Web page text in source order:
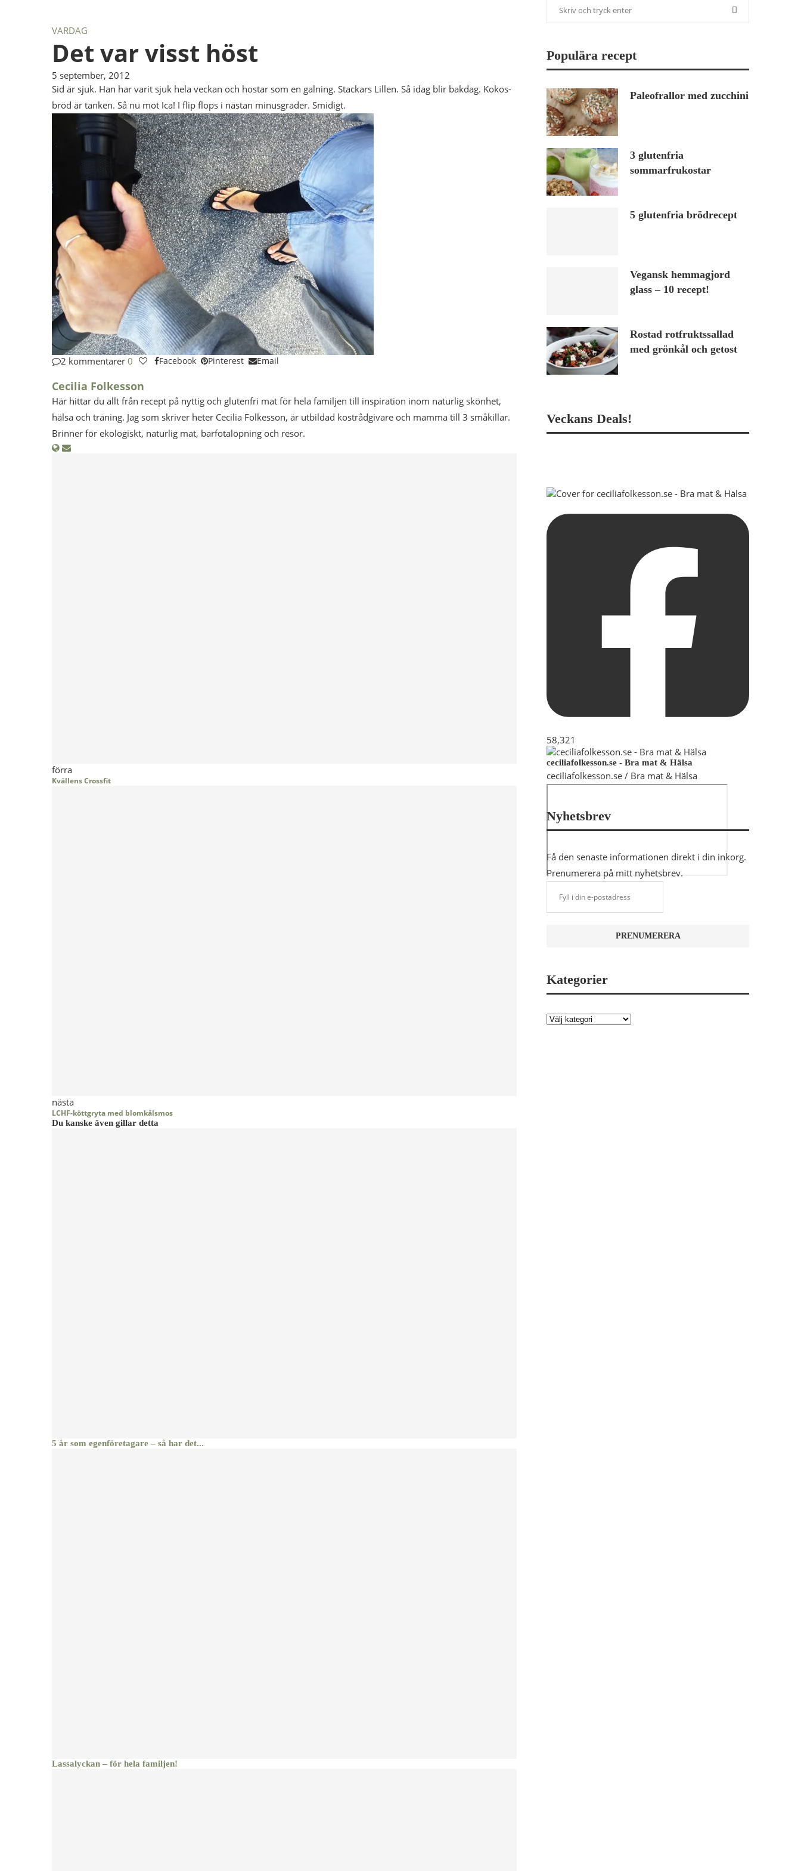
VARDAG
Det var visst höst
5 september, 2012
Sid är sjuk. Han har varit sjuk hela veckan och hostar som en galning. Stackars Lillen. Så idag blir bakdag. Kokos-
bröd är tanken. Så nu mot Ica! I flip flops i nästan minusgrader. Smidigt.
2 kommentarer 0 Facebook Pinterest Email
Cecilia Folkesson
Här hittar du allt från recept på nyttig och glutenfri mat för hela familjen till inspiration inom naturlig skönhet,
hälsa och träning. Jag som skriver heter Cecilia Folkesson, är utbildad kostrådgivare och mamma till 3 småkillar.
Brinner för ekologiskt, naturlig mat, barfotalöpning och resor.
förra
Kvällens Crossfit
nästa
LCHF-köttgryta med blomkålsmos
Du kanske även gillar detta
5 år som egenföretagare – så har det...
Lassalyckan – för hela familjen!
Populära recept
Paleofrallor med zucchini
3 glutenfria
sommarfrukostar
5 glutenfria brödrecept
Vegansk hemmagjord
glass – 10 recept!
Rostad rotfruktssallad
med grönkål och getost
Veckans Deals!
58,321
ceciliafolkesson.se - Bra mat & Hälsa
ceciliafolkesson.se / Bra mat & Hälsa
Nyhetsbrev
Få den senaste informationen direkt i din inkorg.
Prenumerera på mitt nyhetsbrev.
Kategorier